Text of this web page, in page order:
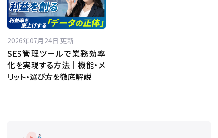
2026年07月24日 更新
SES管理ツールで業務効率
化を実現する方法｜機能・メ
リット・選び方を徹底解説